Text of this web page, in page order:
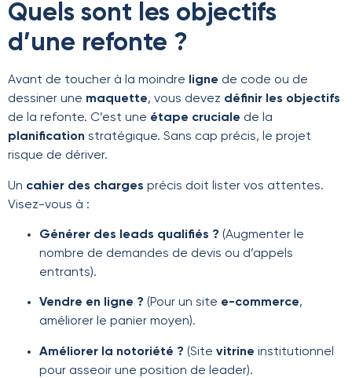
Quels sont les objectifs
d’une refonte ?
Avant de toucher à la moindre ligne de code ou de
dessiner une maquette, vous devez définir les objectifs
de la refonte. C’est une étape cruciale de la
planification stratégique. Sans cap précis, le projet
risque de dériver.
Un cahier des charges précis doit lister vos attentes.
Visez-vous à :
Générer des leads qualifiés ? (Augmenter le
nombre de demandes de devis ou d’appels
entrants).
Vendre en ligne ? (Pour un site e-commerce,
améliorer le panier moyen).
Améliorer la notoriété ? (Site vitrine institutionnel
pour asseoir une position de leader).